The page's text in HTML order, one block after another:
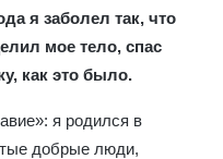
я заболел так, что
мое тело, спас
как это было.
я родился в
добрые люди,